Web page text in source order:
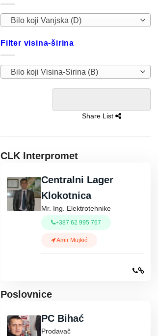
Bilo koji Vanjska (D)
Filter visina-širina
Bilo koji Visina-Sirina (B)
Share List
CLK Interpromet
Centralni Lager
Klokotnica
Mr. Ing. Elektrotehnike
+387 62 995 767
Amir Mujkić
Poslovnice
PC Bihać
Prodavač